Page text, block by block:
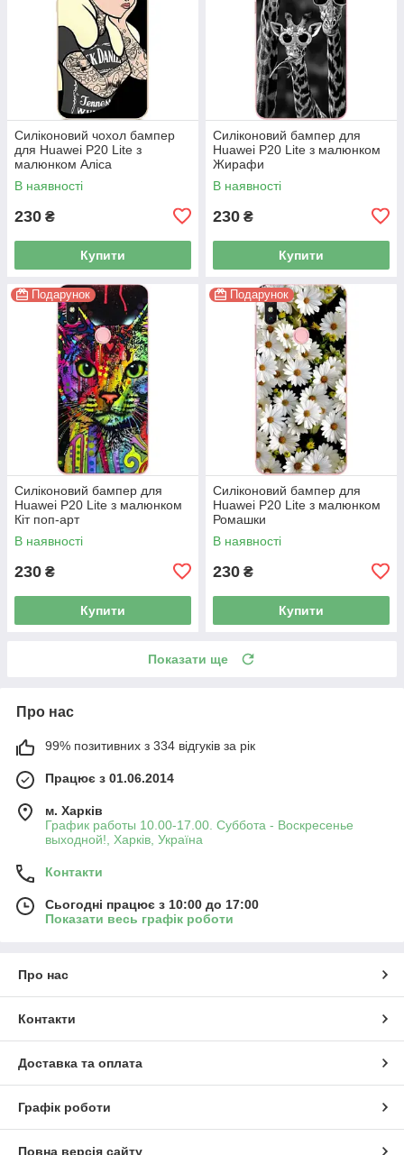
Силіконовий чохол бампер
для Huawei P20 Lite з
малюнком Аліса
В наявності
230 ₴
Купити
Силіконовий бампер для
Huawei P20 Lite з малюнком
Жирафи
В наявності
230 ₴
Купити
Подарунок
Силіконовий бампер для
Huawei P20 Lite з малюнком
Кіт поп-арт
В наявності
230 ₴
Купити
Подарунок
Силіконовий бампер для
Huawei P20 Lite з малюнком
Ромашки
В наявності
230 ₴
Купити
Показати ще
Про нас
99% позитивних з 334 відгуків за рік
Працює з 01.06.2014
м. Харків
График работы 10.00-17.00. Суббота - Воскресенье
выходной!, Харків, Україна
Контакти
Сьогодні працює з 10:00 до 17:00
Показати весь графік роботи
Про нас
Контакти
Доставка та оплата
Графік роботи
Повна версія сайту